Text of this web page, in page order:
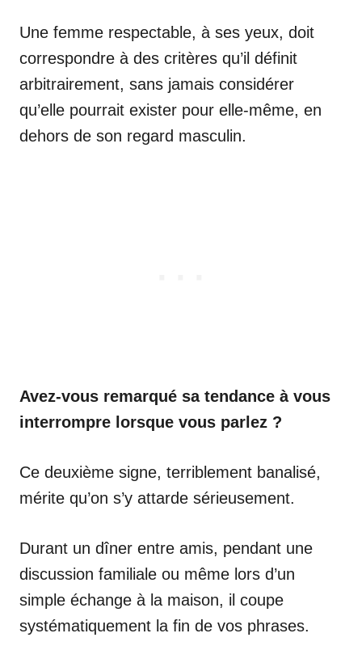
Une femme respectable, à ses yeux, doit
correspondre à des critères qu’il définit
arbitrairement, sans jamais considérer
qu’elle pourrait exister pour elle-même, en
dehors de son regard masculin.
Avez-vous remarqué sa tendance à vous
interrompre lorsque vous parlez ?
Ce deuxième signe, terriblement banalisé,
mérite qu’on s’y attarde sérieusement.
Durant un dîner entre amis, pendant une
discussion familiale ou même lors d’un
simple échange à la maison, il coupe
systématiquement la fin de vos phrases.